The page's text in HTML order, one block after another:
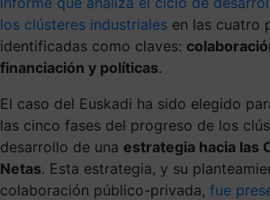
los clústeres industriales en las cuatro
identificadas como claves:
financiación y políticas.
El caso del Euskadi ha sido elegido
las cinco fases del progreso de los
desarrollo de una estrategia hacia las
Netas. Esta estrategia, y su
colaboración público-privada, fue